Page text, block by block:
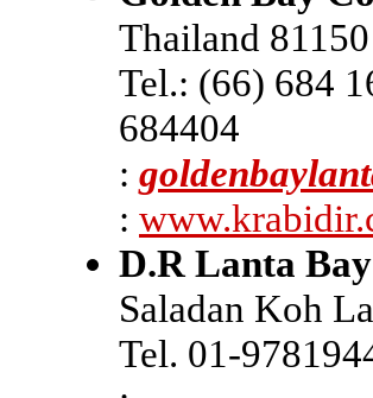
Thailand 81150
Tel.: (66) 684
684404
:
:
D.R Lanta
Saladan Koh
Tel. 01-